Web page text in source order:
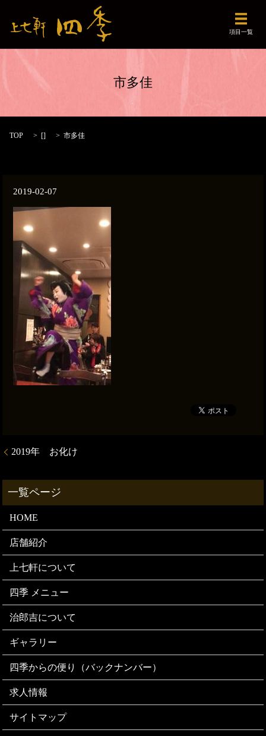
メニュ
項目一覧
市多佳
TOP [] 市多佳
2019-02-07
2019年 お化け
HOME
店舗紹介
上七軒について
四季 メニュー
治郎吉について
ギャラリー
四季からの便り（バックナンバー）
求人情報
サイトマップ